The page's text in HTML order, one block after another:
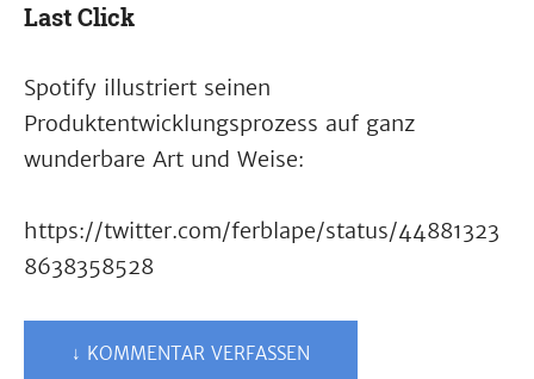
Last Click
Spotify illustriert seinen
Produktentwicklungsprozess auf ganz
wunderbare Art und Weise:
https://twitter.com/ferblape/status/44881323
8638358528
↓ KOMMENTAR VERFASSEN